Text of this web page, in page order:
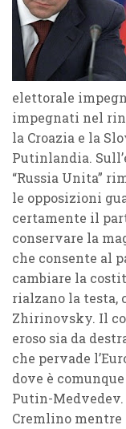
elettorale
impegnati nel
la Croazia e la
Putinlandia.
“Russia Unita”
le opposizioni
certamente il
conservare la
che consente al
cambiare la
rialzano la
Zhirinovsky. Il
eroso sia da
che pervade
dove è
Putin-
Cremlino mentre